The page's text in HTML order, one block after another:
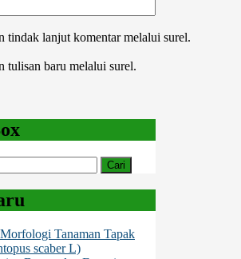
tindak lanjut komentar melalui surel.
tulisan baru melalui surel.
Tanaman Tapak
scaber L)